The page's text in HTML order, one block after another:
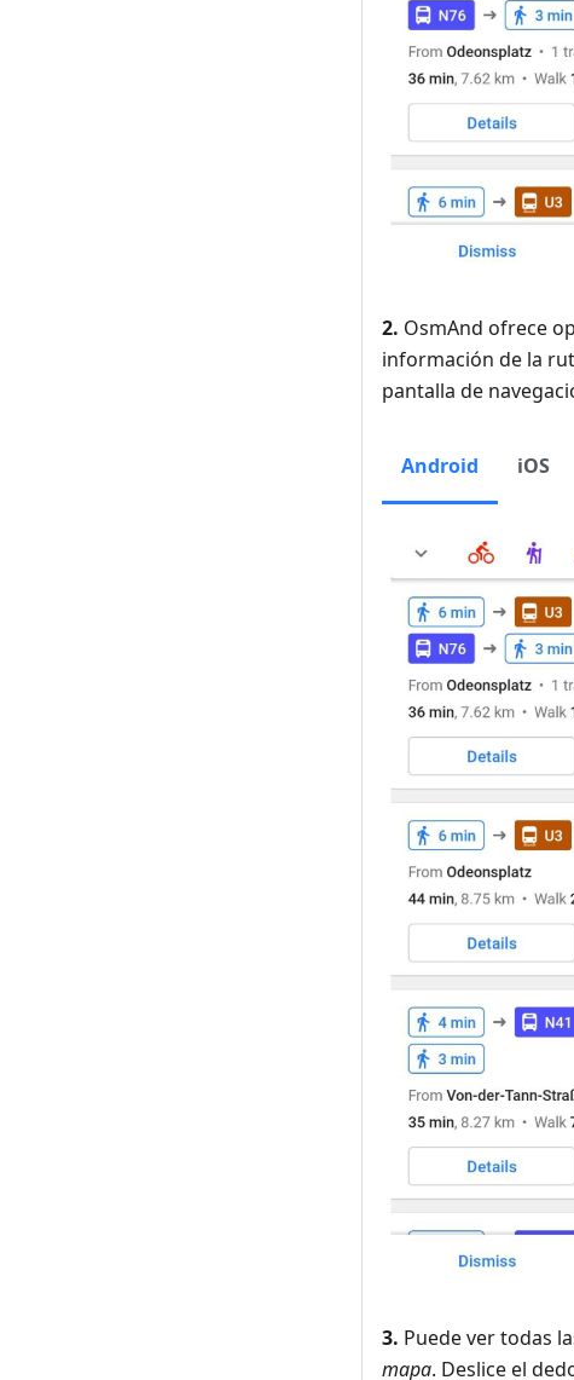
2. OsmAnd ofrece
información de la
pantalla de
Android iOS
3. Puede ver todas
mapa. Deslice el